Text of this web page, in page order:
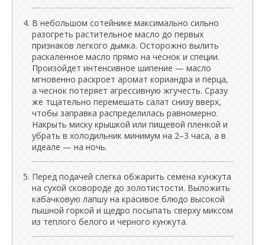
В небольшом сотейнике максимально сильно
разогреть растительное масло до первых
признаков легкого дымка. Осторожно вылить
раскаленное масло прямо на чеснок и специи.
Произойдет интенсивное шипение — масло
мгновенно раскроет аромат кориандра и перца,
а чеснок потеряет агрессивную жгучесть. Сразу
же тщательно перемешать салат снизу вверх,
чтобы заправка распределилась равномерно.
Накрыть миску крышкой или пищевой пленкой и
убрать в холодильник минимум на 2–3 часа, а в
идеале — на ночь.
Перед подачей слегка обжарить семена кунжута
на сухой сковороде до золотистости. Выложить
кабачковую лапшу на красивое блюдо высокой
пышной горкой и щедро посыпать сверху миксом
из теплого белого и черного кунжута.